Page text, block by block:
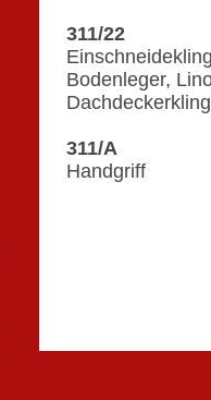
311/22
Bodenleger,
311/A
Handgriff